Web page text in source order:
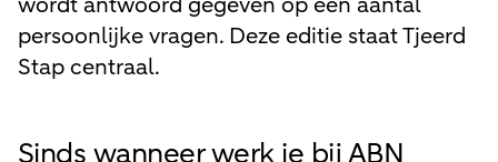
persoonlijke vragen. Deze editie staat Tjeerd
Stap centraal.
Sinds wanneer werk je bij ABN